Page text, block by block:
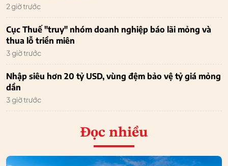
2 giờ trước
Cục Thuế "truy" nhóm doanh nghiệp báo lãi mỏng và
thua lỗ triền miên
3 giờ trước
Nhập siêu hơn 20 tỷ USD, vùng đệm bảo vệ tỷ giá mỏng
dần
3 giờ trước
Đọc nhiều